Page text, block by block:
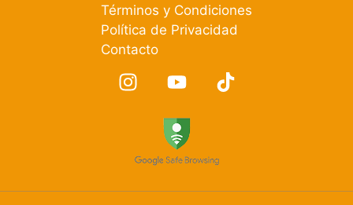
Términos y Condiciones
Política de Privacidad
Contacto